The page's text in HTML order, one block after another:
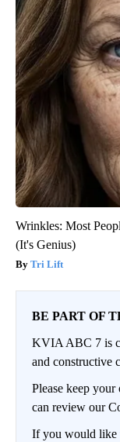
Wrinkles: Most
(It's Genius)
Tri Lift
BE PART OF
KVIA ABC 7 is
and constructive
Please keep your
can review our
If you would like